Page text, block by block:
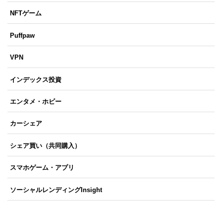
NFTゲーム
Puffpaw
VPN
インデックス投資
エンタメ・ホビー
カーシェア
シェア買い（共同購入）
スマホゲーム・アプリ
ソーシャルレンディングInsight